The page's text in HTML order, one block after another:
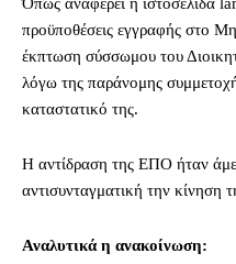
προϋποθέσεις εγγραφής στο
έκπτωση σύσσωμου του
λόγω της παράνομης
καταστατικό της.
Η αντίδραση της ΕΠΟ ήταν
αντισυνταγματική την κίνηση
Αναλυτικά η ανακοίνωση: